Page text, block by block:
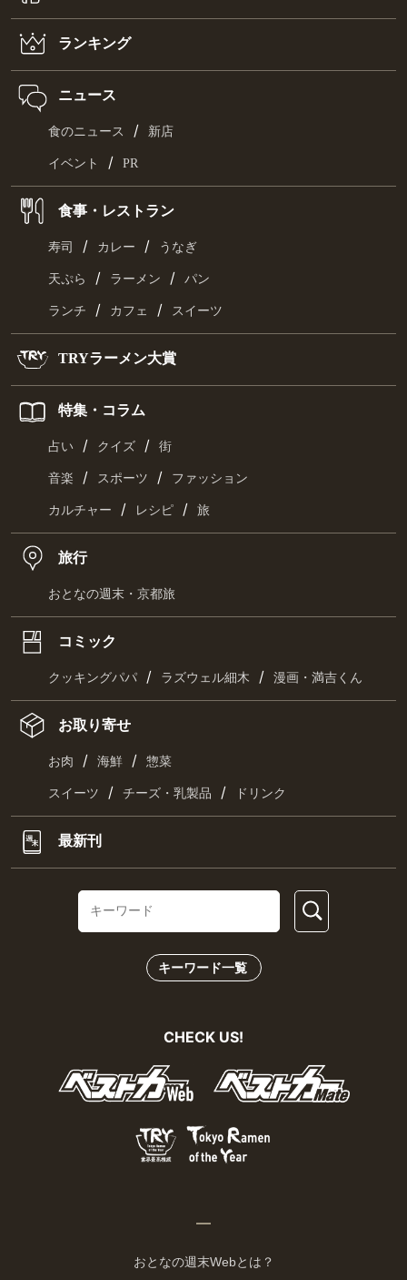
ランキング
ニュース
食のニュース / 新店
イベント / PR
食事・レストラン
寿司 / カレー / うなぎ
天ぷら / ラーメン / パン
ランチ / カフェ / スイーツ
TRYラーメン大賞
特集・コラム
占い / クイズ / 街
音楽 / スポーツ / ファッション
カルチャー / レシピ / 旅
旅行
おとなの週末・京都旅
コミック
クッキングパパ / ラズウェル細木 / 漫画・満吉くん
お取り寄せ
お肉 / 海鮮 / 惣菜
スイーツ / チーズ・乳製品 / ドリンク
最新刊
キーワード一覧
CHECK US!
おとなの週末Webとは？